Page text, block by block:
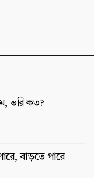
ভরি কত?
বাড়তে পারে